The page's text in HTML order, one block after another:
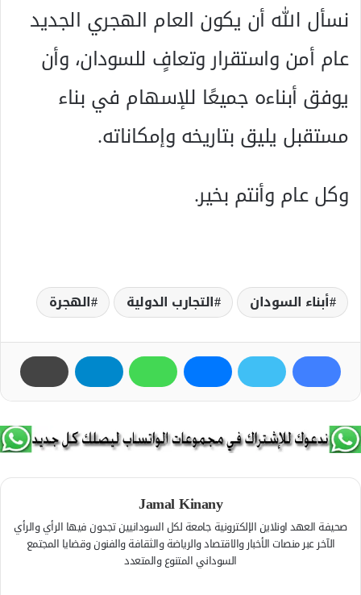
نسأل الله أن يكون العام الهجري الجديد
عام أمن واستقرار وتعافٍ للسودان، وأن
يوفق أبناءه جميعًا للإسهام في بناء
مستقبل يليق بتاريخه وإمكاناته.
وكل عام وأنتم بخير.
أبناء السودان التجارب الدولية الهجرة
Jamal Kinany
صحيفة العهد اونلاين الإلكترونية جامعة لكل السودانيين تجدون فيها الرأي والرأي
الآخر عبر منصات الأخبار والاقتصاد والرياضة والثقافة والفنون وقضايا المجتمع
السوداني المتنوع والمتعدد